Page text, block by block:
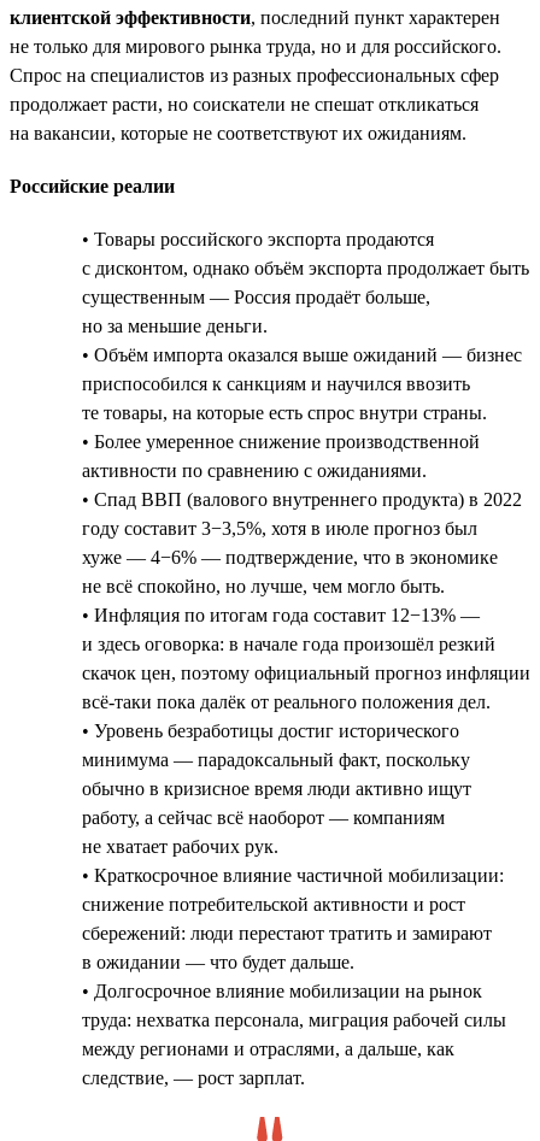
клиентской эффективности, последний пункт характерен
не только для мирового рынка труда, но и для российского.
Спрос на специалистов из разных профессиональных сфер
продолжает расти, но соискатели не спешат откликаться
на вакансии, которые не соответствуют их ожиданиям.
Российские реалии
• Товары российского экспорта продаются
с дисконтом, однако объём экспорта продолжает быть
существенным — Россия продаёт больше,
но за меньшие деньги.
• Объём импорта оказался выше ожиданий — бизнес
приспособился к санкциям и научился ввозить
те товары, на которые есть спрос внутри страны.
• Более умеренное снижение производственной
активности по сравнению с ожиданиями.
• Спад ВВП (валового внутреннего продукта) в 2022
году составит 3−3,5%, хотя в июле прогноз был
хуже — 4−6% — подтверждение, что в экономике
не всё спокойно, но лучше, чем могло быть.
• Инфляция по итогам года составит 12−13% —
и здесь оговорка: в начале года произошёл резкий
скачок цен, поэтому официальный прогноз инфляции
всё-таки пока далёк от реального положения дел.
• Уровень безработицы достиг исторического
минимума — парадоксальный факт, поскольку
обычно в кризисное время люди активно ищут
работу, а сейчас всё наоборот — компаниям
не хватает рабочих рук.
• Краткосрочное влияние частичной мобилизации:
снижение потребительской активности и рост
сбережений: люди перестают тратить и замирают
в ожидании — что будет дальше.
• Долгосрочное влияние мобилизации на рынок
труда: нехватка персонала, миграция рабочей силы
между регионами и отраслями, а дальше, как
следствие, — рост зарплат.